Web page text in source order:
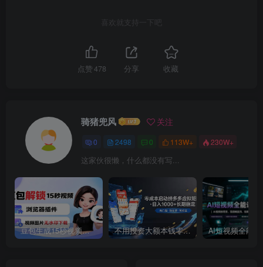
喜欢就支持一下吧
点赞478 分享 收藏
骑猪兜风 关注
0 2498 0 113W+ 230W+
这家伙很懒，什么都没有写...
豆包生成15秒视频——浏览器插件：豆包/Dola 视频图片无水印下载 + 解锁15秒视频生成 不用投资大额本钱零成本启动，做拼多多虚拟矩阵，长期稳定！轻松维持日入 1000